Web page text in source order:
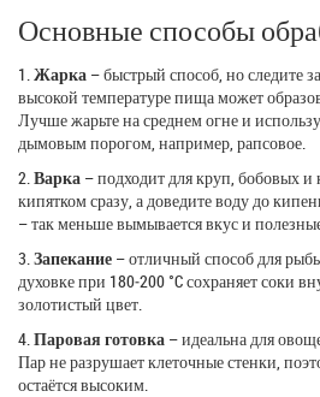
Основные способы
1. Жарка – быстрый способ, но следите
высокой температуре пища может
Лучше жарьте на среднем огне и
дымовым порогом, например, рапсовое.
2. Варка – подходит для круп, бобовых и
кипятком сразу, а доведите воду до
– так меньше вымывается вкус и
3. Запекание – отличный способ для
духовке при 180‑200 °C сохраняет соки
золотистый цвет.
4. Паровая готовка – идеальна для
Пар не разрушает клеточные стенки,
остаётся высоким.